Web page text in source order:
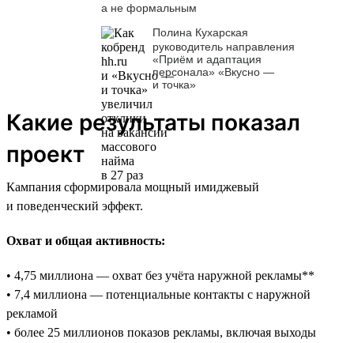
а не формальным
Полина Кухарская
руководитель направления
«Приём и адаптация
персонала» «Вкусно —
и точка»
Какие результаты показал
проект
Кампания сформировала мощный имиджевый
и поведенческий эффект.
Охват и общая активность:
• 4,75 миллиона — охват без учёта наружной рекламы**
• 7,4 миллиона — потенциальные контакты с наружной
рекламой
• более 25 миллионов показов рекламы, включая выходы